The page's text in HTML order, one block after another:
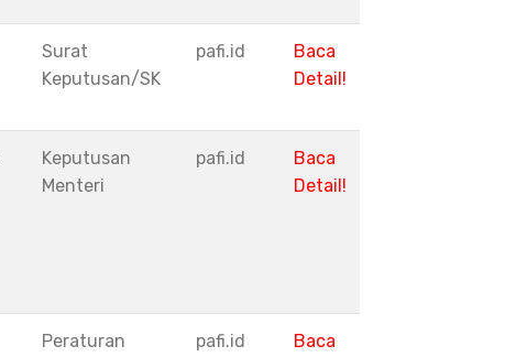
Surat
Keputusan/SK
pafi.id
Baca
Detail!
Keputusan
Menteri
pafi.id
Baca
Detail!
Peraturan
pafi.id
Baca